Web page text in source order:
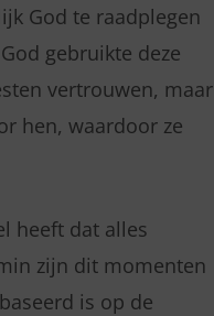
God te raadplegen
gebruikte deze
vertrouwen, maar
hen, waardoor ze
heeft dat alles
zijn dit momenten
is op de